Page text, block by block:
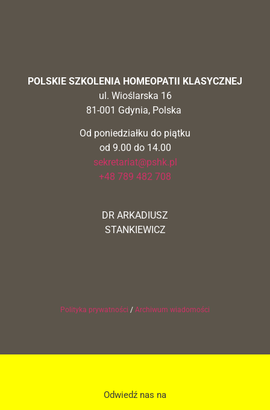
POLSKIE SZKOLENIA HOMEOPATII KLASYCZNEJ
ul. Wioślarska 16
81-001 Gdynia, Polska
Od poniedziałku do piątku
od 9.00 do 14.00
sekretariat@pshk.pl
+48 789 482 708
DR ARKADIUSZ
STANKIEWICZ
Polityka prywatności / Archiwum wiadomości
Odwiedź nas na